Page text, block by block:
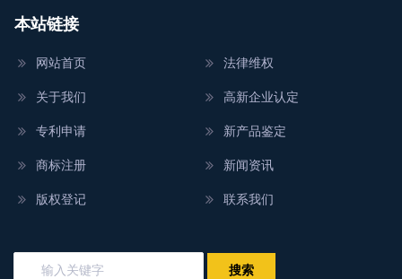
本站链接
网站首页
关于我们
专利申请
商标注册
版权登记
法律维权
高新企业认定
新产品鉴定
新闻资讯
联系我们